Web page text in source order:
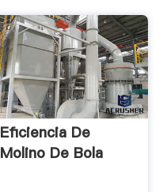
Eficiencia De
Molino De Bola